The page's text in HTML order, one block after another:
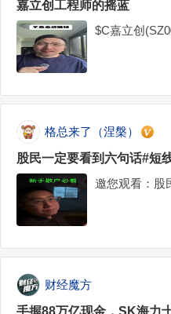
嘉立创工程师的摇蓝
$C嘉立创
格总来了（涅槃）
股民一定要看到六句话#短
邀您观看：股
财经魔方
手握88万亿现金，SK海力